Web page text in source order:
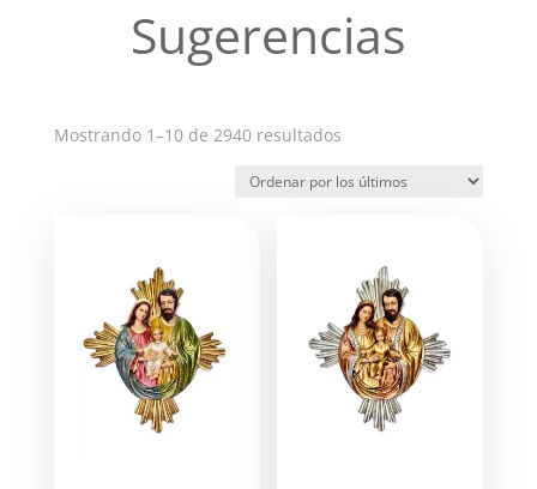
Sugerencias
Mostrando 1–10 de 2940 resultadosOrdenado
los